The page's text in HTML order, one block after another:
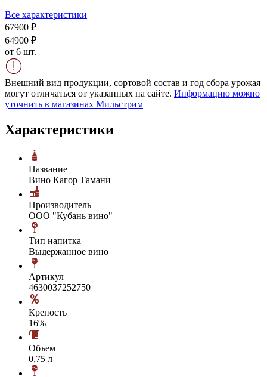
Все характеристики
67900 ₽
64900 ₽
от 6 шт.
Внешний вид продукции, сортовой состав и год сбора урожая
могут отличаться от указанных на сайте. Информацию можно
уточнить в магазинах Мильстрим
Характеристики
Название
Вино Кагор Тамани
Производитель
ООО "Кубань вино"
Тип напитка
Выдержанное вино
Артикул
4630037252750
Крепость
16%
Объем
0,75 л